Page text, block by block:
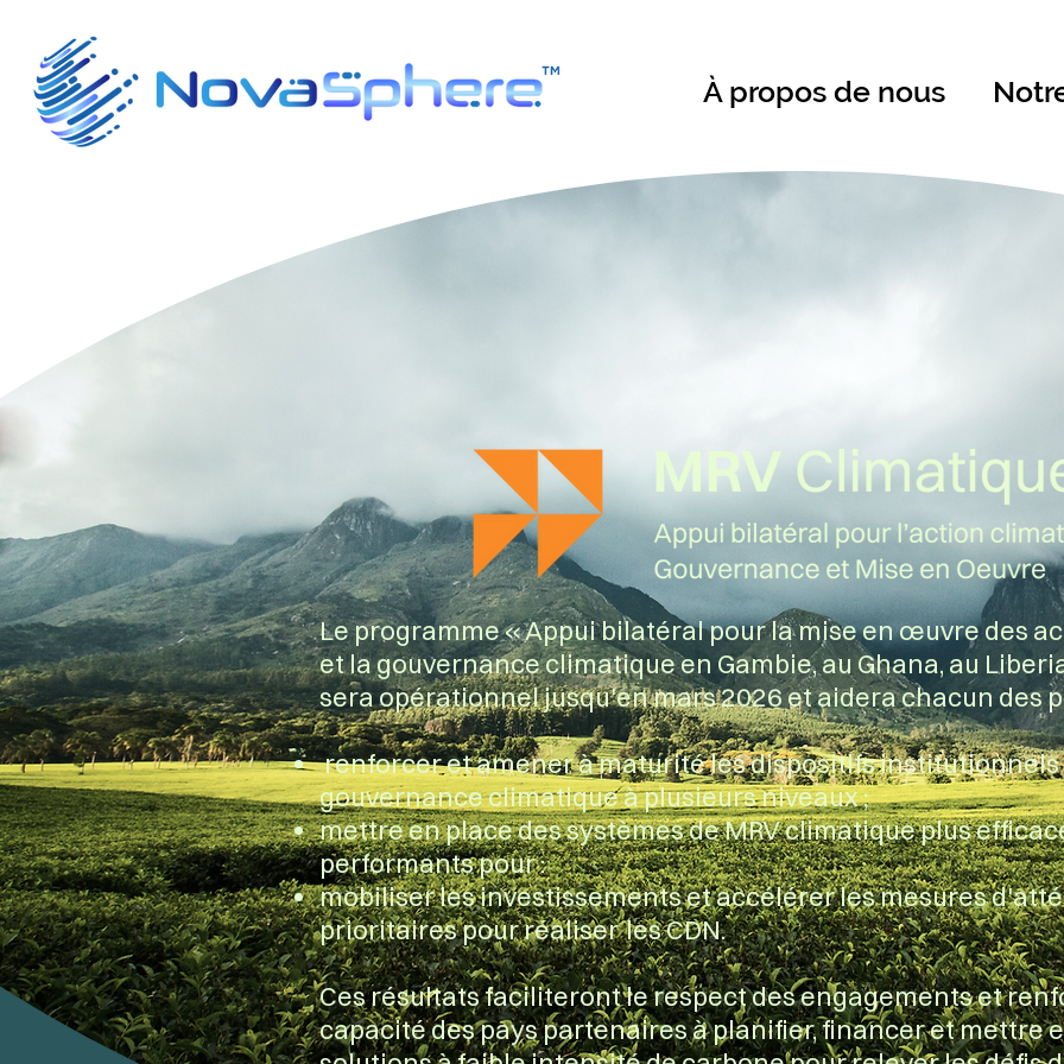
À propos de nous
Le programme « Appui bilatéral pour la mise en œuvre des
et la gouvernance climatique en Gambie, au Ghana, au
sera opérationnel jusqu'en mars 2026 et aidera chacun des
renforcer et amener à maturité les dispositifs institutionnels
gouvernance climatique àplusieurs niveaux ;
mettre en place des systèmes de MRV climatique plus
performants pour :
mobiliser les investissements et accélérer les mesures
prioritaires pour réaliser les CDN.
Ces résultats faciliteront le respect des engagements et
capacité des pays partenaires à planifier, financer et mettre